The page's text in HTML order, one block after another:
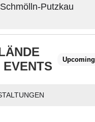
Putzkau
Upcoming